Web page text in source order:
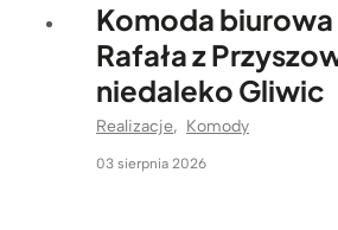
Komoda biurowa
Rafała z
niedaleko Gliwic
Realizacje, Komody
03 sierpnia 2026